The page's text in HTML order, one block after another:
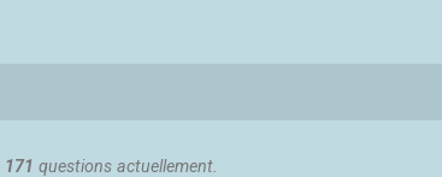
171 questions actuellement.